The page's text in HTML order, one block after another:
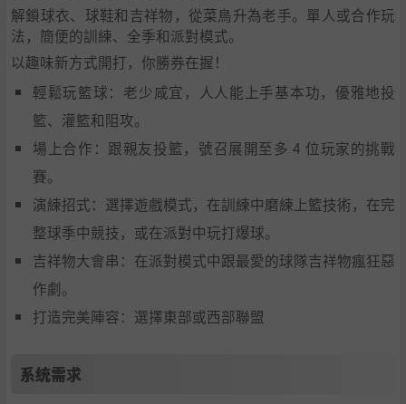
解鎖球衣、球鞋和吉祥物，從菜鳥升為老手。單人或合作玩
法，簡便的訓練、全季和派對模式。
以趣味新方式開打，你勝券在握！
輕鬆玩籃球：老少咸宜，人人能上手基本功，優雅地投
籃、灌籃和阻攻。
場上合作：跟親友投籃，號召展開至多 4 位玩家的挑戰
賽。
演練招式：選擇遊戲模式，在訓練中磨練上籃技術，在完
整球季中競技，或在派對中玩打爆球。
吉祥物大會串：在派對模式中跟最愛的球隊吉祥物瘋狂惡
作劇。
打造完美陣容：選擇東部或西部聯盟
系统需求